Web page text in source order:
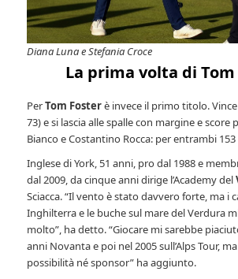
Diana Luna e Stefania Croce
La prima volta di
PerTom Fosterè invece il primo titolo.
73) e si lascia alle spalle con margine e
Bianco e Costantino Rocca: per entrambi 153
Inglese di York, 51 anni, pro dal 1988 e
dal 2009, da cinque anni dirige l’Academy del
Sciacca. “Il vento è stato davvero forte, ma i
Inghilterra e le buche sul mare del Verdura
molto”, ha detto. “Giocare mi sarebbe
anni Novanta e poi nel 2005 sull’Alps Tour,
possibilità né sponsor” ha aggiunto.